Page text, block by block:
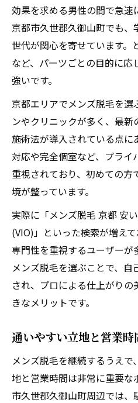
効果を求める男性の間で急速
京都市久世郡久御山町でも
世代が関心を寄せています。
など、パーツごとの目的に
強いです。
京都エリアでメンズ脱毛を選
ンやクリニックが多く、最
施術法が導入されている点に
対応や完全個室など、プライ
重視されており、初めての
境が整っています。
実際に「メンズ脱毛 京都 安
(VIO)」といった検索が増え
専門性を重視するユーザーが
メンズ脱毛を選ぶことで、
され、プロによる仕上がり
きなメリットです。
通いやすい立地と営業時
メンズ脱毛を継続するうえ
地と営業時間は非常に重要な
市久世郡久御山町周辺では